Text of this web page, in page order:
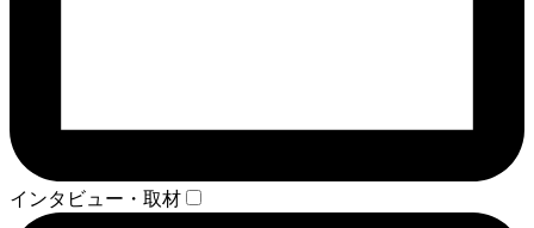
インタビュー・取材